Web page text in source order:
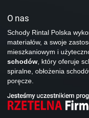
O nas
Schody Rintal Polska
materiałów, a swoje
mieszkaniowym i
schodów, który oferuje
spiralne, obłożenia
poręcze.